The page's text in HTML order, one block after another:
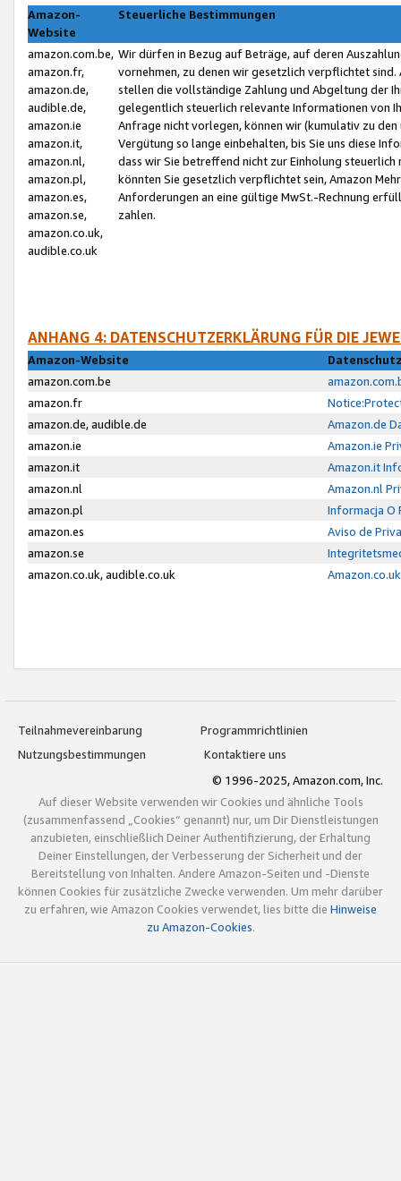
Amazon-
Website
Steuerliche Bestimmungen
amazon.com.be,
amazon.fr,
amazon.de,
audible.de,
amazon.ie
amazon.it,
amazon.nl,
amazon.pl,
amazon.es,
amazon.se,
amazon.co.uk,
audible.co.uk
Wir dürfen in Bezug auf Beträge, auf deren
vornehmen, zu denen wir gesetzlich verpflichtet
stellen die vollständige Zahlung und Abgeltung der
gelegentlich steuerlich relevante Informationen von
Anfrage nicht vorlegen, können wir (kumulativ zu
Vergütung so lange einbehalten, bis Sie uns diese
dass wir Sie betreffend nicht zur Einholung
könnten Sie gesetzlich verpflichtet sein, Amazon
Anforderungen an eine gültige MwSt.-Rechnung
zahlen.
ANHANG 4: DATENSCHUTZERKLÄRUNG FÜR DIE
Amazon-Website
amazon.com.be
amazon.fr
amazon.de, audible.de
Amazon.de
amazon.ie
Amazon.ie
amazon.it
Amazon.it
amazon.nl
Amazon.nl
amazon.pl
Informacja O
amazon.es
Aviso de
amazon.se
amazon.co.uk, audible.co.uk
Teilnahmevereinbarung
Programmrichtlinien
Nutzungsbestimmungen
Kontaktiere uns
© 1996-2025, Amazon.com, Inc.
Auf dieser Website verwenden wir Cookies und ähnliche Tools
(zusammenfassend „Cookies“ genannt) nur, um Dir Dienstleistungen
anzubieten, einschließlich Deiner Authentifizierung, der Erhaltung
Deiner Einstellungen, der Verbesserung der Sicherheit und der
Bereitstellung von Inhalten. Andere Amazon-Seiten und -Dienste
können Cookies für zusätzliche Zwecke verwenden. Um mehr darüber
zu erfahren, wie Amazon Cookies verwendet, lies bitte die Hinweise
zu Amazon-Cookies.